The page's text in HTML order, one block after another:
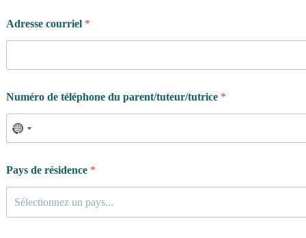
Adresse courriel *
Numéro de téléphone du parent/tuteur/tutrice *
Pays de résidence *
Sélectionnez un pays...